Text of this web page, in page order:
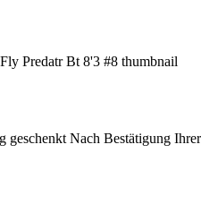
geschenkt Nach Bestätigung Ihrer